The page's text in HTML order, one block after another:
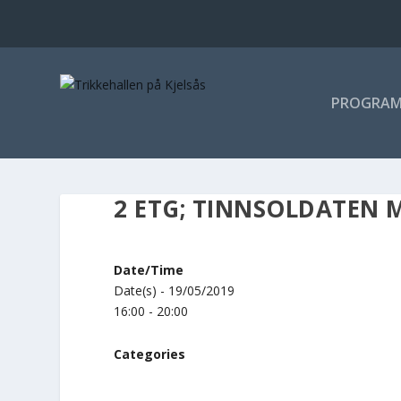
2 ETG; TINNSOLDATEN
Date/Time
Date(s) - 19/05/2019
16:00 - 20:00
Categories